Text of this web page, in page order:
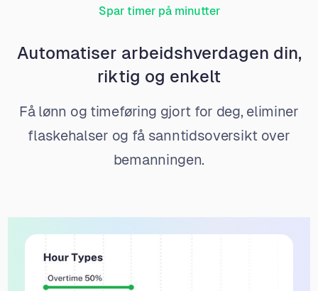
Spar timer på minutter
Automatiser arbeidshverdagen din,
riktig og enkelt
Få lønn og timeføring gjort for deg, eliminer
flaskehalser og få sanntidsoversikt over
bemanningen.